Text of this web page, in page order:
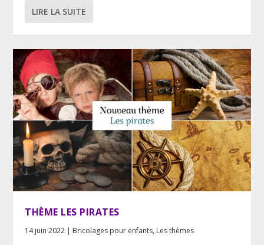
LIRE LA SUITE
THÈME LES PIRATES
14 juin 2022 | Bricolages pour enfants, Les thèmes